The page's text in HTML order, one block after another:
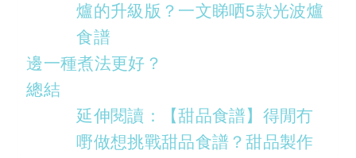
爐的升級版？一文睇哂5款光波爐
食譜
邊一種煮法更好？
總結
延伸閱讀：【甜品食譜】得閒冇
嘢做想挑戰甜品食譜？甜品製作